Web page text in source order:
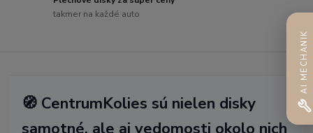
takmer na každé auto
🧭 CentrumKolies sú nielen disky
samotné, ale aj vedomosti okolo nich
AI MECHANIK